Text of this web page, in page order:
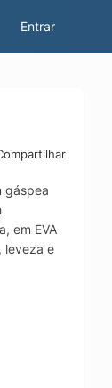
Entrar
gáspea
em EVA
leveza e